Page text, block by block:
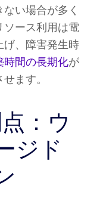
い場合が多く
ース利用は電
げ、障害発生時
時間の長期化が
ます。
：ウ
ジド